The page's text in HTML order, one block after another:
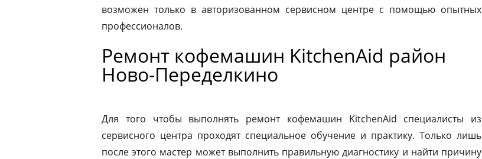
возможен только в авторизованном сервисном центре с помощью опытных
профессионалов.
Ремонт кофемашин KitchenAid район
Ново-Переделкино
Для того чтобы выполнять ремонт кофемашин KitchenAid специалисты из
сервисного центра проходят специальное обучение и практику. Только лишь
после этого мастер может выполнить правильную диагностику и найти причину